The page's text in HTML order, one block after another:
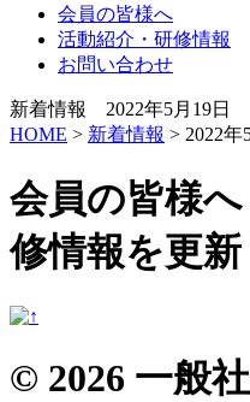
会員の皆様へ
活動紹介・研修情報
お問い合わせ
新着情報 2022年5月19日
HOME > 新着情報 > 2022年
会員の皆様
修情報を更新
© 2026 一般